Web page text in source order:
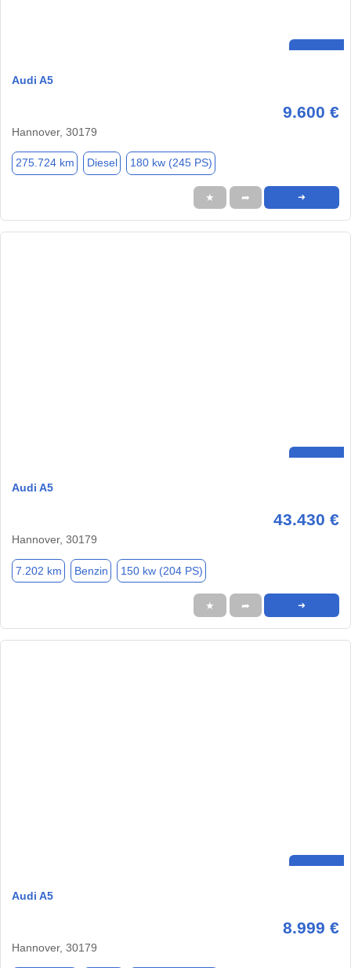
Audi A5
9.600 €
Hannover, 30179
275.724 km Diesel 180 kw (245 PS)
★ ➦ ➜
Audi A5
43.430 €
Hannover, 30179
7.202 km Benzin 150 kw (204 PS)
★ ➦ ➜
Audi A5
8.999 €
Hannover, 30179